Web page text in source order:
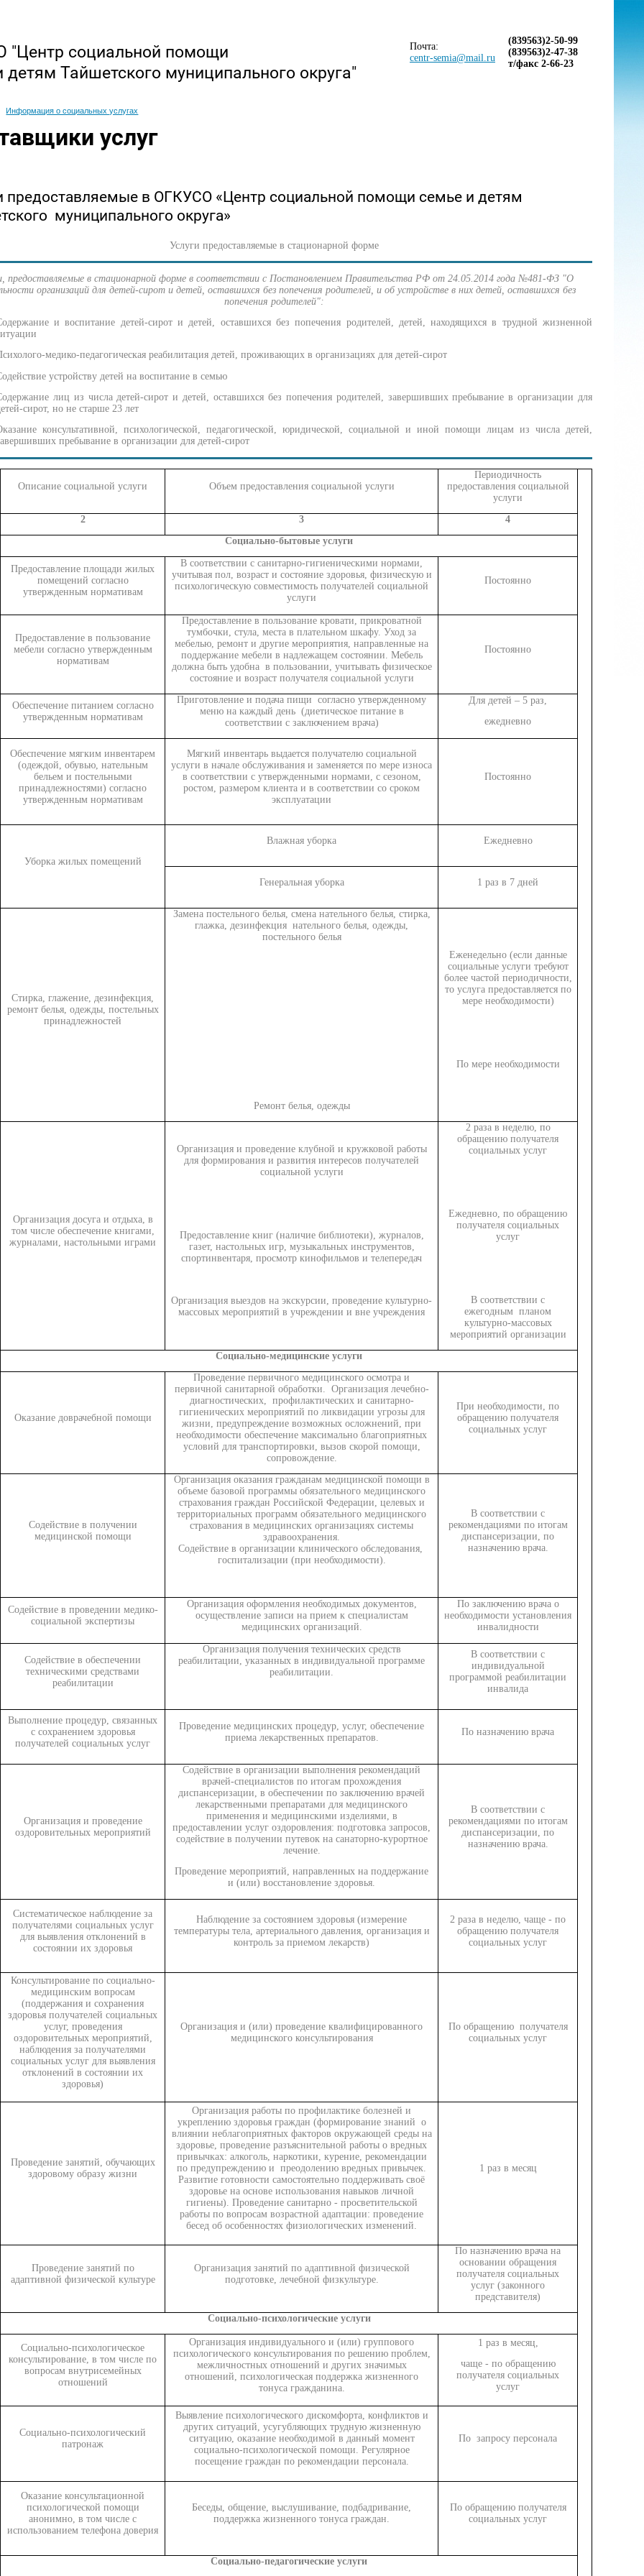
"Центр социальной помощи
детям Тайшетского муниципального округа"
Почта:
centr-semia@mail.ru
(839563)2-50-99
(839563)2-47-38
т/факс 2-66-23
Информация о социальных услугах
услуг
предоставляемые в ОГКУСО «Центр социальной помощи семье и детям
муниципального округа»
Услуги предоставляемые в стационарной форме
предоставляемые в стационарной форме в соответствии с Постановлением Правительства РФ от 24.05.2014 года №481-ФЗ "О
организаций для детей-сирот и детей, оставшихся без попечения родителей, и об устройстве в них детей, оставшихся без
попечения родителей":
и воспитание детей-сирот и детей, оставшихся без попечения родителей, детей, находящихся в трудной жизненной
медико-педагогическая реабилитация детей, проживающих в организациях для детей-сирот
устройству детей на воспитание в семью
лиц из числа детей-сирот и детей, оставшихся без попечения родителей, завершивших пребывание в организации для
сирот, но не старше 23 лет
консультативной, психологической, педагогической, юридической, социальной и иной помощи лицам из числа детей,
пребывание в организации для детей-сирот
Описание социальной услуги Объем предоставления социальной услуги
Периодичность
предоставления социальной
услуги
2 3
4
Социально-бытовые услуги
Предоставление площади жилых
помещений согласно
утвержденным нормативам
В соответствии с санитарно-гигиеническими нормами,
учитывая пол, возраст и состояние здоровья, физическую и
психологическую совместимость получателей социальной
услуги
Постоянно
Предоставление в пользование
мебели согласно утвержденным
нормативам
Предоставление в пользование кровати, прикроватной
тумбочки, стула, места в плательном шкафу. Уход за
мебелью, ремонт и другие мероприятия, направленные на
поддержание мебели в надлежащем состоянии. Мебель
должна быть удобна в пользовании, учитывать физическое
состояние и возраст получателя социальной услуги
Постоянно
Обеспечение питанием согласно
утвержденным нормативам
Приготовление и подача пищи согласно утвержденному
меню на каждый день (диетическое питание в
соответствии с заключением врача)
Для детей – 5 раз,
ежедневно
Обеспечение мягким инвентарем
(одеждой, обувью, нательным
бельем и постельными
принадлежностями) согласно
утвержденным нормативам
Мягкий инвентарь выдается получателю социальной
услуги в начале обслуживания и заменяется по мере износа
в соответствии с утвержденными нормами, с сезоном,
ростом, размером клиента и в соответствии со сроком
эксплуатации
Постоянно
Уборка жилых помещений
Влажная уборка Ежедневно
Генеральная уборка 1 раз в 7 дней
Стирка, глажение, дезинфекция,
ремонт белья, одежды, постельных
принадлежностей
Замена постельного белья, смена нательного белья, стирка,
глажка, дезинфекция нательного белья, одежды,
постельного белья
Ремонт белья, одежды
Еженедельно (если данные
социальные услуги требуют
более частой периодичности,
то услуга предоставляется по
мере необходимости)
По мере необходимости
Организация досуга и отдыха, в
том числе обеспечение книгами,
журналами, настольными играми
Организация и проведение клубной и кружковой работы
для формирования и развития интересов получателей
социальной услуги
Предоставление книг (наличие библиотеки), журналов,
газет, настольных игр, музыкальных инструментов,
спортинвентаря, просмотр кинофильмов и телепередач
Организация выездов на экскурсии, проведение культурно-
массовых мероприятий в учреждении и вне учреждения
2 раза в неделю, по
обращению получателя
социальных услуг
Ежедневно, по обращению
получателя социальных
услуг
В соответствии с
ежегодным планом
культурно-массовых
мероприятий организации
Социально-медицинские услуги
Оказание доврачебной помощи
Проведение первичного медицинского осмотра и
первичной санитарной обработки. Организация лечебно-
диагностических, профилактических и санитарно-
гигиенических мероприятий по ликвидации угрозы для
жизни, предупреждение возможных осложнений, при
необходимости обеспечение максимально благоприятных
условий для транспортировки, вызов скорой помощи,
сопровождение.
При необходимости, по
обращению получателя
социальных услуг
Содействие в получении
медицинской помощи
Организация оказания гражданам медицинской помощи в
объеме базовой программы обязательного медицинского
страхования граждан Российской Федерации, целевых и
территориальных программ обязательного медицинского
страхования в медицинских организациях системы
здравоохранения.
Содействие в организации клинического обследования,
госпитализации (при необходимости).
В соответствии с
рекомендациями по итогам
диспансеризации, по
назначению врача.
Содействие в проведении медико-
социальной экспертизы
Организация оформления необходимых документов,
осуществление записи на прием к специалистам
медицинских организаций.
По заключению врача о
необходимости установления
инвалидности
Содействие в обеспечении
техническими средствами
реабилитации
Организация получения технических средств
реабилитации, указанных в индивидуальной программе
реабилитации.
В соответствии с
индивидуальной
программой реабилитации
инвалида
Выполнение процедур, связанных
с сохранением здоровья
получателей социальных услуг
Проведение медицинских процедур, услуг, обеспечение
приема лекарственных препаратов.
По назначению врача
Организация и проведение
оздоровительных мероприятий
Содействие в организации выполнения рекомендаций
врачей-специалистов по итогам прохождения
диспансеризации, в обеспечении по заключению врачей
лекарственными препаратами для медицинского
применения и медицинскими изделиями, в
предоставлении услуг оздоровления: подготовка запросов,
содействие в получении путевок на санаторно-курортное
лечение.
Проведение мероприятий, направленных на поддержание
и (или) восстановление здоровья.
В соответствии с
рекомендациями по итогам
диспансеризации, по
назначению врача.
Систематическое наблюдение за
получателями социальных услуг
для выявления отклонений в
состоянии их здоровья
Наблюдение за состоянием здоровья (измерение
температуры тела, артериального давления, организация и
контроль за приемом лекарств)
2 раза в неделю, чаще - по
обращению получателя
социальных услуг
Консультирование по социально-
медицинским вопросам
(поддержания и сохранения
здоровья получателей социальных
услуг, проведения
оздоровительных мероприятий,
наблюдения за получателями
социальных услуг для выявления
отклонений в состоянии их
здоровья)
Организация и (или) проведение квалифицированного
медицинского консультирования
По обращению получателя
социальных услуг
Проведение занятий, обучающих
здоровому образу жизни
Организация работы по профилактике болезней и
укреплению здоровья граждан (формирование знаний о
влиянии неблагоприятных факторов окружающей среды на
здоровье, проведение разъяснительной работы о вредных
привычках: алкоголь, наркотики, курение, рекомендации
по предупреждению и преодолению вредных привычек.
Развитие готовности самостоятельно поддерживать своё
здоровье на основе использования навыков личной
гигиены). Проведение санитарно - просветительской
работы по вопросам возрастной адаптации: проведение
бесед об особенностях физиологических изменений.
1 раз в месяц
Проведение занятий по
адаптивной физической культуре
Организация занятий по адаптивной физической
подготовке, лечебной физкультуре.
По назначению врача на
основании обращения
получателя социальных
услуг (законного
представителя)
Социально-психологические услуги
Социально-психологическое
консультирование, в том числе по
вопросам внутрисемейных
отношений
Организация индивидуального и (или) группового
психологического консультирования по решению проблем,
межличностных отношений и других значимых
отношений, психологическая поддержка жизненного
тонуса гражданина.
1 раз в месяц,
чаще - по обращению
получателя социальных
услуг
Социально-психологический
патронаж
Выявление психологического дискомфорта, конфликтов и
других ситуаций, усугубляющих трудную жизненную
ситуацию, оказание необходимой в данный момент
социально-психологической помощи. Регулярное
посещение граждан по рекомендации персонала.
По запросу персонала
Оказание консультационной
психологической помощи
анонимно, в том числе с
использованием телефона доверия
Беседы, общение, выслушивание, подбадривание,
поддержка жизненного тонуса граждан.
По обращению получателя
социальных услуг
Социально-педагогические услуги